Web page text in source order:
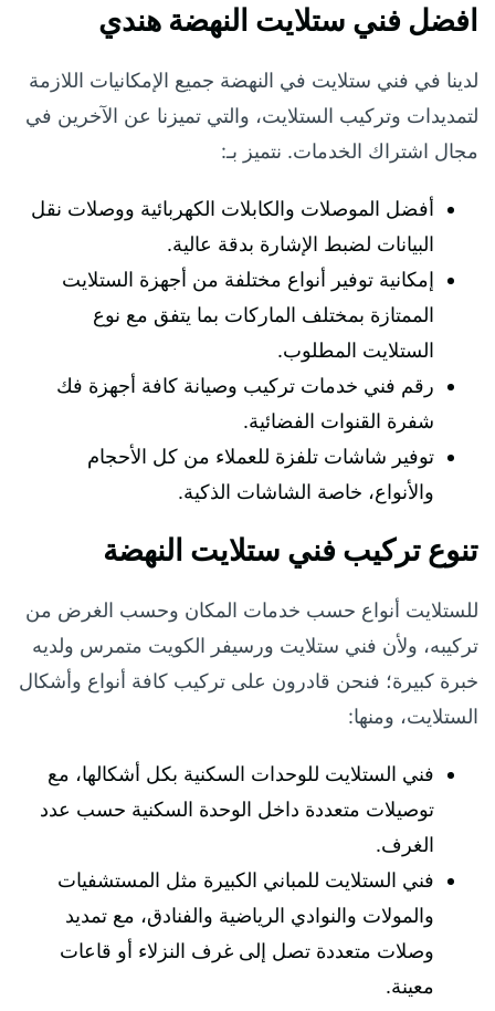
افضل فني ستلايت النهضة هندي
لدينا في فني ستلايت في النهضة جميع الإمكانيات اللازمة
لتمديدات وتركيب الستلايت، والتي تميزنا عن الآخرين في
مجال اشتراك الخدمات. نتميز بـ:
أفضل الموصلات والكابلات الكهربائية ووصلات نقل
البيانات لضبط الإشارة بدقة عالية.
إمكانية توفير أنواع مختلفة من أجهزة الستلايت
الممتازة بمختلف الماركات بما يتفق مع نوع
الستلايت المطلوب.
رقم فني خدمات تركيب وصيانة كافة أجهزة فك
شفرة القنوات الفضائية.
توفير شاشات تلفزة للعملاء من كل الأحجام
والأنواع، خاصة الشاشات الذكية.
تنوع تركيب فني ستلايت النهضة
للستلايت أنواع حسب خدمات المكان وحسب الغرض من
تركيبه، ولأن فني ستلايت ورسيفر الكويت متمرس ولديه
خبرة كبيرة؛ فنحن قادرون على تركيب كافة أنواع وأشكال
الستلايت، ومنها:
فني الستلايت للوحدات السكنية بكل أشكالها، مع
توصيلات متعددة داخل الوحدة السكنية حسب عدد
الغرف.
فني الستلايت للمباني الكبيرة مثل المستشفيات
والمولات والنوادي الرياضية والفنادق، مع تمديد
وصلات متعددة تصل إلى غرف النزلاء أو قاعات
معينة.